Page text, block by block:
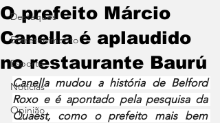
Destaques
Entretenimento
Esporte
Notícias
Opinião
O prefeito Márcio
Canella é aplaudido
no restaurante Baurú
Canella mudou a história de Belford
Roxo e é apontado pela pesquisa da
Quaest, como o prefeito mais bem